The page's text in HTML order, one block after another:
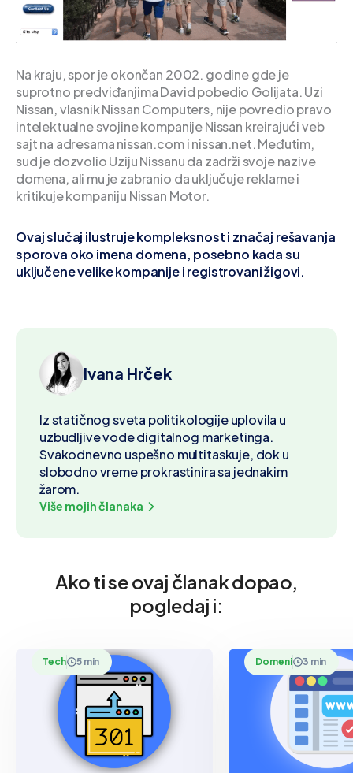
Na kraju, spor je okončan 2002. godine gde je
suprotno predviđanjima David pobedio Golijata. Uzi
Nissan, vlasnik Nissan Computers, nije povredio pravo
intelektualne svojine kompanije Nissan kreirajući veb
sajt na adresama nissan.com i nissan.net. Međutim,
sud je dozvolio Uziju Nissanu da zadrži svoje nazive
domena, ali mu je zabranio da uključuje reklame i
kritikuje kompaniju Nissan Motor.
Ovaj slučaj ilustruje kompleksnost i značaj rešavanja
sporova oko imena domena, posebno kada su
uključene velike kompanije i registrovani žigovi.
Ivana Hrček
Iz statičnog sveta politikologije uplovila u
uzbudljive vode digitalnog marketinga.
Svakodnevno uspešno multitaskuje, dok u
slobodno vreme prokrastinira sa jednakim
žarom.
Više mojih članaka
Ako ti se ovaj članak dopao,
pogledaj i:
Tech 5 min Domeni 3 min